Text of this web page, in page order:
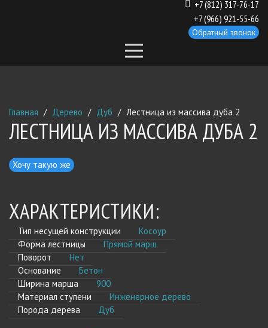
+7 (812) 317-76-17
+7 (966) 921-55-66
Обратный звонок
Главная / Дерево / Дуб / Лестница из массива дуба 2
ЛЕСТНИЦА ИЗ МАССИВА ДУБА 2
Хочу такую же
ХАРАКТЕРИСТИКИ:
Тип несущей конструкции
Косоур
Форма лестницы
Прямой марш
Поворот
Нет
Основание
Бетон
Ширина марша
900
Материал ступени
Инженерное дерево
Порода дерева
Дуб